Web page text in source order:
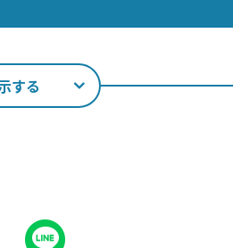
する